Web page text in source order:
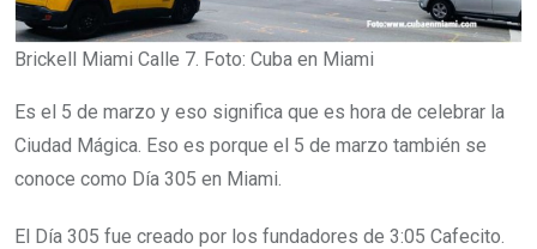
Brickell Miami Calle 7. Foto: Cuba en Miami
Es el 5 de marzo y eso significa que es hora de celebrar la
Ciudad Mágica. Eso es porque el 5 de marzo también se
conoce como Día 305 en Miami.
El Día 305 fue creado por los fundadores de 3:05 Cafecito.